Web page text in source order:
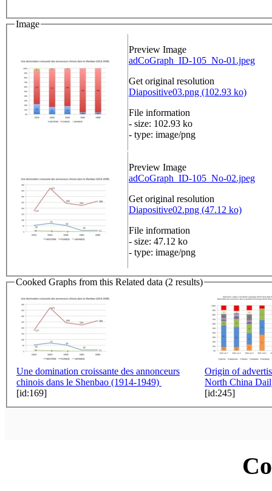
Image
Preview Image
adCoGraph_ID-105_No-01.jpeg
Get original resolution
Diapositive03.png (102.93 ko)
File information
- size: 102.93 ko
- type: image/png
Preview Image
adCoGraph_ID-105_No-02.jpeg
Get original resolution
Diapositive02.png (47.12 ko)
File information
- size: 47.12 ko
- type: image/png
Cooked Graphs from this Related data (2 results)
Une domination croissante des annonceurs
chinois dans le Shenbao (1914-1949)
[id:169]
Origin of
North China
[id:245]